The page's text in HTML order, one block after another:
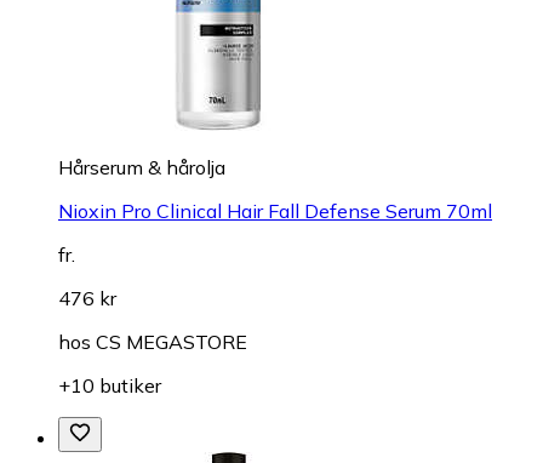
Hårserum & hårolja
Nioxin Pro Clinical Hair Fall Defense Serum 70ml
fr.
476 kr
hos CS MEGASTORE
+10 butiker